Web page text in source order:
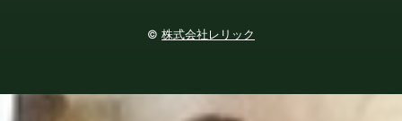
© 株式会社レリック